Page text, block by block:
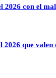
2026 con el
2026 que valen